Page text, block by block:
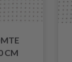
CM